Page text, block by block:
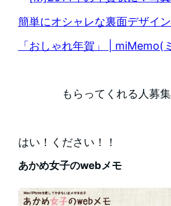
簡単にオシャレな裏面デザイ
「おしゃれ年賀」 | miMemo(
もらってくれる人募
はい！ください！！
あかめ女子のwebメモ